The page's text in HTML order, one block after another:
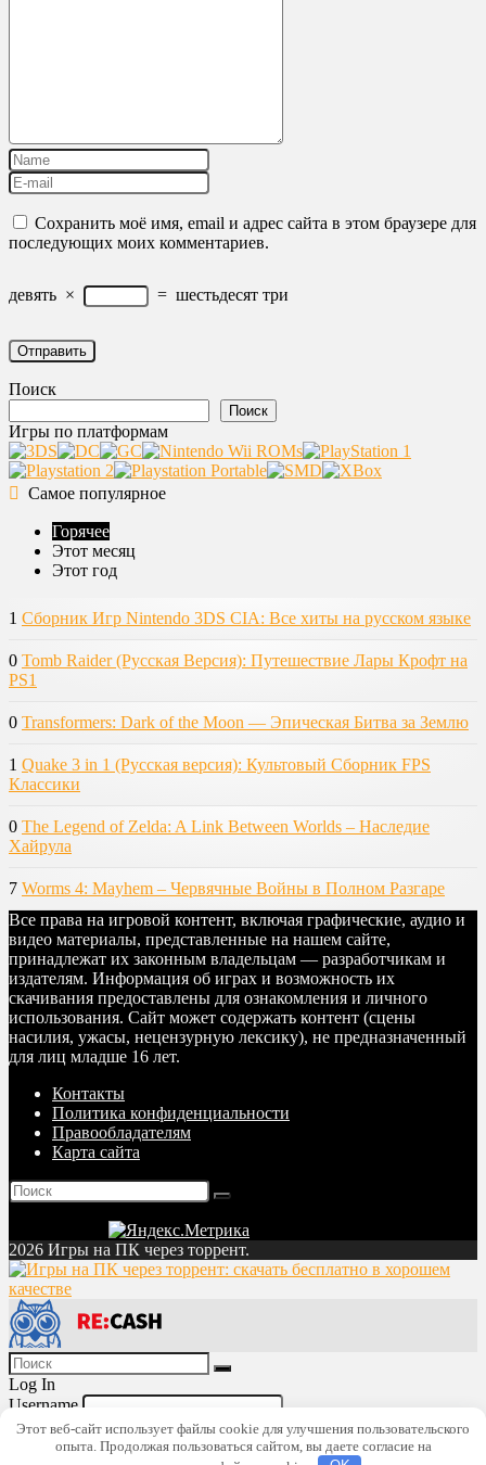
Сохранить моё имя, email и адрес сайта в этом браузере для
последующих моих комментариев.
девять × = шестьдесят три
Поиск
Поиск
Игры по платформам
Самое популярное
Горячее
Этот месяц
Этот год
1 Сборник Игр Nintendo 3DS CIA: Все хиты на русском языке
0 Tomb Raider (Русская Версия): Путешествие Лары Крофт на
PS1
0 Transformers: Dark of the Moon — Эпическая Битва за Землю
1 Quake 3 in 1 (Русская версия): Культовый Сборник FPS
Классики
0 The Legend of Zelda: A Link Between Worlds – Наследие
Хайрула
7 Worms 4: Mayhem – Червячные Войны в Полном Разгаре
Все права на игровой контент, включая графические, аудио и
видео материалы, представленные на нашем сайте,
принадлежат их законным владельцам — разработчикам и
издателям. Информация об играх и возможность их
скачивания предоставлены для ознакомления и личного
использования. Сайт может содержать контент (сцены
насилия, ужасы, нецензурную лексику), не предназначенный
для лиц младше 16 лет.
Контакты
Политика конфиденциальности
Правообладателям
Карта сайта
2026 Игры на ПК через торрент.
Log In
Username
Password
Lost Password?
Remember me
Этот веб-сайт использует файлы cookie для улучшения пользовательского
опыта. Продолжая пользоваться сайтом, вы даете согласие на